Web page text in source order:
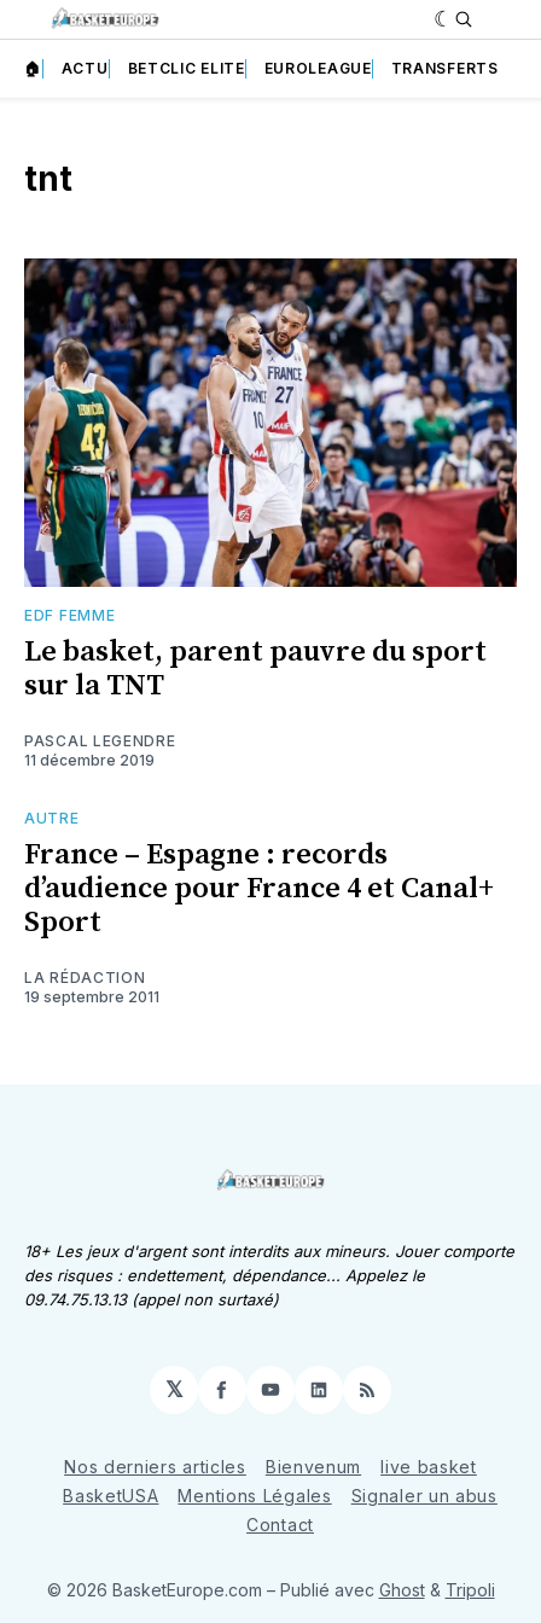
🏠 ACTU BETCLIC ELITE EUROLEAGUE TRANSFERTS
tnt
EDF FEMME
Le basket, parent pauvre du sport
sur la TNT
PASCAL LEGENDRE
11 décembre 2019
AUTRE
France – Espagne : records
d’audience pour France 4 et Canal+
Sport
LA RÉDACTION
19 septembre 2011
18+ Les jeux d'argent sont interdits aux mineurs. Jouer comporte
des risques : endettement, dépendance... Appelez le
09.74.75.13.13 (appel non surtaxé)
𝕏 Facebook
YouTube
LinkedIn
RSS
Nos derniers articles Bienvenum
live basket
BasketUSA
Mentions Légales
Signaler un abus
Contact
© 2026 BasketEurope.com – Publié avec Ghost& Tripoli